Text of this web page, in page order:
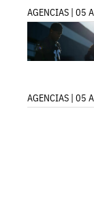
AGENCIAS | 05
AGENCIAS | 05